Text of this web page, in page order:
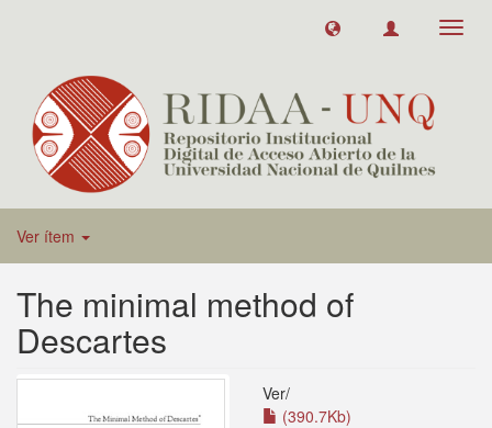
Ver ítem
The minimal method of
Descartes
Ver/
(390.7Kb)